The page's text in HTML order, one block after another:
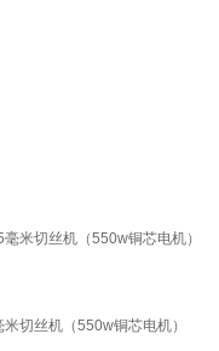
米切丝机（550w铜芯电机）
切丝机（550w铜芯电机）